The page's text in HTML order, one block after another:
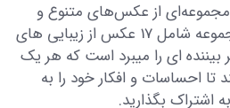
مجموعه‌ای از عکس‌های متنوع و
زیبا دعوت می‌کنیم. این مجموعه شامل 17 عکس از زیبایی های
ای را میبرد است که هر یک
احساسات و افکار خود را به
اشتراک بگذارید.